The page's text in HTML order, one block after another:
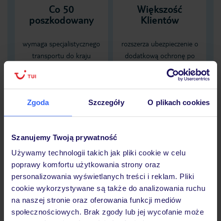
Zgoda Szczegóły O plikach cookies
Szanujemy Twoją prywatność
Używamy technologii takich jak pliki cookie w celu
poprawy komfortu użytkowania strony oraz
personalizowania wyświetlanych treści i reklam. Pliki
cookie wykorzystywane są także do analizowania ruchu
na naszej stronie oraz oferowania funkcji mediów
społecznościowych. Brak zgody lub jej wycofanie może
Co 50
poszkodowany
wymaga specjalistycznego
transportu do kraju
nie zapewnia pokrycia tych
kosztów
Większość
Klientów
rozszerza ubezpieczenie o
dodatkową ochronę po
spożyciu alkoholu
obejmującą NNW
zaistniałych pod wpływem
alkoholu
Sprawdź szczegóły
wariantów ochrony »